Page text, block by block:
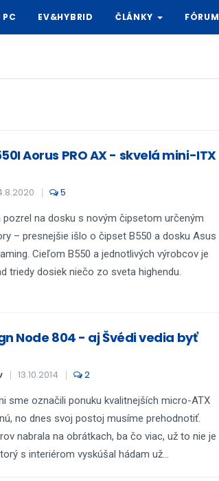
PC EV&HYBRID ČLÁNKY FÓRUM
Aorus PRO AX - skvelá mini-ITX
5
na dosku s novým čipsetom určeným
– presnejšie išlo o čipset B550 a dosku Asus
Cieľom B550 a jednotlivých výrobcov je
triedy dosiek niečo zo sveta highendu.
Node 804 - aj Švédi vedia byť
13.10.2014 2
sme označili ponuku kvalitnejších micro-ATX
no dnes svoj postoj musíme prehodnotiť.
nabrala na obrátkach, ba čo viac, už to nie je
s interiérom vyskúšal hádam už...